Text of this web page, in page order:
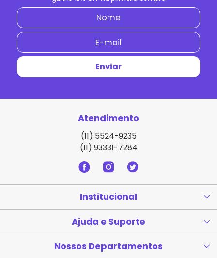
Atendimento
(11) 5524-9235
(11) 93331-7284
Institucional
Ajuda e Suporte
Nossos Departamentos